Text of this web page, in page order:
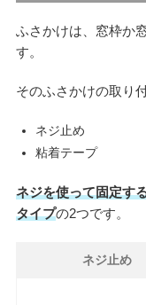
ふさかけは、窓枠か
す。
そのふさかけの取り
ネジ止め
粘着テープ
ネジを使って固定す
タイプの2つです。
ネジ止め